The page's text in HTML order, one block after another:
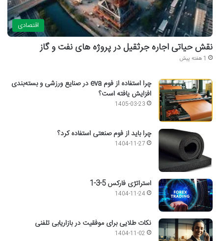
اقتصادی
نقش حیاتی اجاره جرثقیل در پروژه های نفت و گاز
1 هفته پیش
چرا استفاده از فوم eva در صنایع ورزشی و بسته‌بندی
افزایش یافته است؟
1405-03-23
چرا باید از فوم صنعتی استفاده کرد؟
1404-11-27
استراتژی فارکس 5-3-1
1404-11-24
نکات طلایی برای موفقیت در بازاریابی تلفنی
1404-11-02